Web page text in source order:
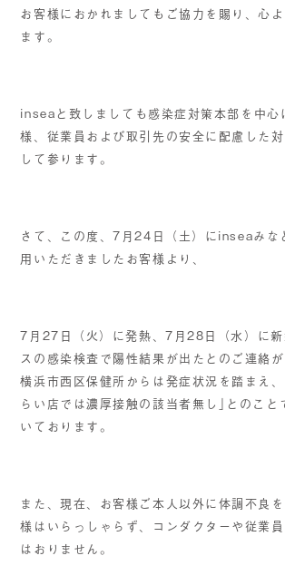
お客様におかれましてもご協力を賜り、心
ます。
inseaと致しましても感染症対策本部を中心
様、従業員および取引先の安全に配慮した
して参ります。
さて、この度、7月24日（土）にinseaみな
用いただきましたお客様より、
7月27日（火）に発熱、7月28日（水）に新
スの感染検査で陽性結果が出たとのご連絡が
横浜市西区保健所からは発症状況を踏まえ
らい店では濃厚接触の該当者無し｣とのこと
いております。
また、現在、お客様ご本人以外に体調不良
様はいらっしゃらず、コンダクターや従業
はおりません。